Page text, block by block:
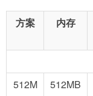
方案 内存
512M
512MB